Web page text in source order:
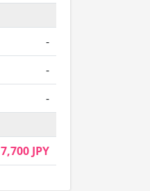
-
-
-
7,700 JPY